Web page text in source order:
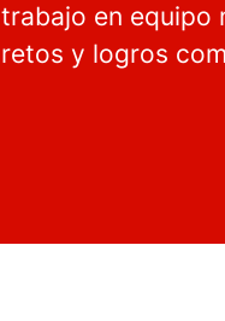
trabajo en equipo
retos y logros